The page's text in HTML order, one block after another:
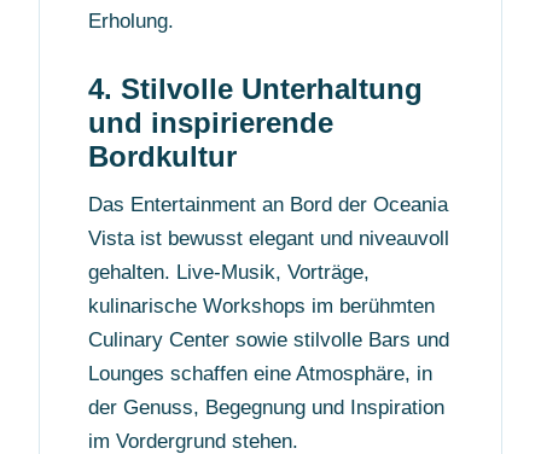
Erholung.
4. Stilvolle Unterhaltung
und inspirierende
Bordkultur
Das Entertainment an Bord der Oceania
Vista ist bewusst elegant und niveauvoll
gehalten. Live-Musik, Vorträge,
kulinarische Workshops im berühmten
Culinary Center sowie stilvolle Bars und
Lounges schaffen eine Atmosphäre, in
der Genuss, Begegnung und Inspiration
im Vordergrund stehen.